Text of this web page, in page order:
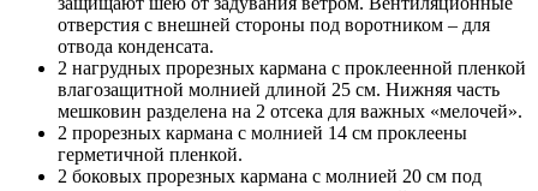
отверстия с внешней стороны под воротником – для
отвода конденсата.
2 нагрудных прорезных кармана с проклеенной пленкой
влагозащитной молнией длиной 25 см. Нижняя часть
мешковин разделена на 2 отсека для важных «мелочей».
2 прорезных кармана с молнией 14 см проклеены
герметичной пленкой.
2 боковых прорезных кармана с молнией 20 см под